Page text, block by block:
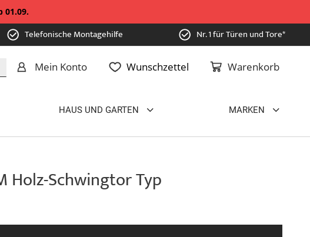
01.09.
Telefonische Montagehilfe Nr. 1 für Türen und Tore*
Warenkorb
Mein Konto Wunschzettel
HAUS UND GARTEN MARKEN
Holz-Schwingtor Typ